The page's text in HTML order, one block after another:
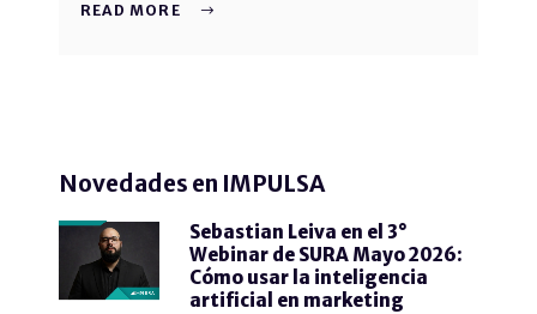
READ MORE
Novedades en IMPULSA
Sebastian Leiva en el 3°
Webinar de SURA Mayo 2026:
Cómo usar la inteligencia
artificial en marketing